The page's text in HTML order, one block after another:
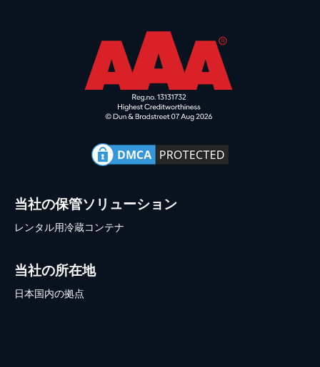
当社の保管ソリューション
レンタル用冷蔵コンテナ
当社の所在地
日本国内の拠点